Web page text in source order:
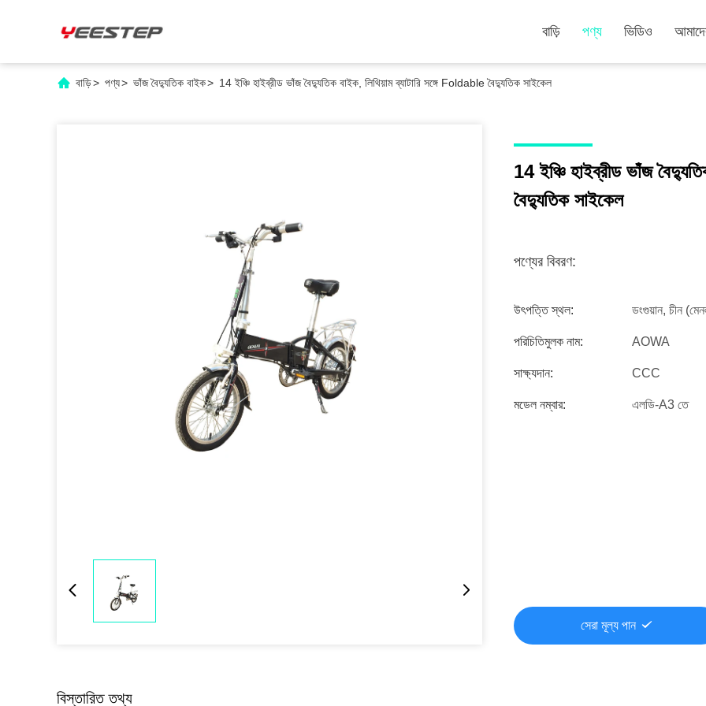
বাড়ি পণ্য ভিডিও
বাড়ি> পণ্য> ভাঁজ বৈদ্যুতিক বাইক> 14 ইঞ্চি হাইব্রীড ভাঁজ বৈদ্যুতিক বাইক, লিথিয়াম ব্যাটারি সঙ্গে Foldable বৈদ্যুতিক সাইকেল
14 ইঞ্চি হাইব্রীড ভাঁজ
বৈদ্যুতিক সাইকেল
পণ্যের বিবরণ:
উৎপত্তি স্থল: ডংগুয়ান, চীন
পরিচিতিমুলক নাম: AOWA
সাক্ষ্যদান: CCC
মডেল নম্বার: এলডি-A3 তে
সেরা মূল্য পান
বিস্তারিত তথ্য